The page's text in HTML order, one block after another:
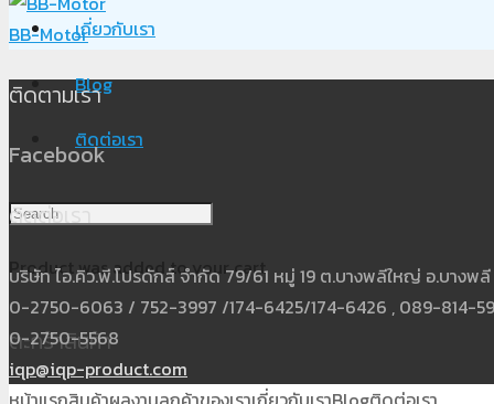
เกี่ยวกับเรา
Blog
ติดต่อเรา
Productwas added to your cart
ตะกร้าสินค้า
BB-Motor
ติดตามเรา
Facebook
ติดต่อเรา
บริษัท ไอ.คิว.พี.โปรดักส์ จำกัด 79/61 หมู่ 19 ต.บางพลีใหญ่ อ.บางพ
0-2750-6063 / 752-3997 /174-6425/174-6426 , 089-814-
0-2750-5568
iqp@iqp-product.com